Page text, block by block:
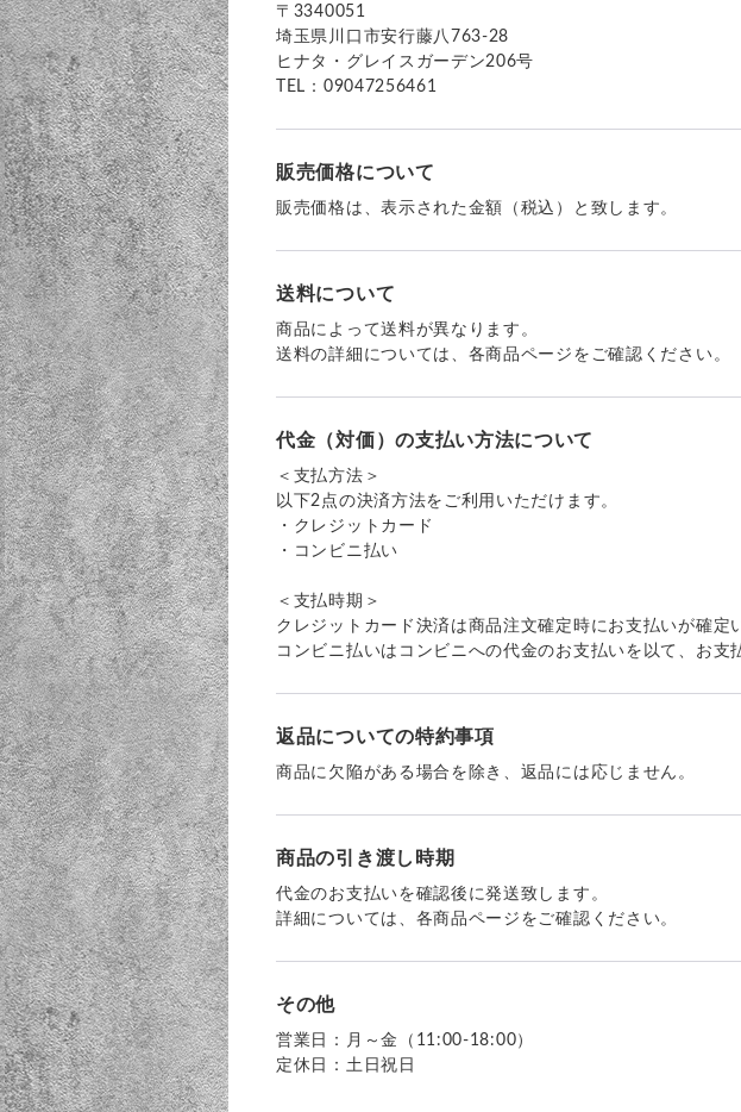
〒 3340051
埼玉県川口市安行藤八763-28
ヒナタ・グレイスガーデン206号
TEL： 09047256461
販売価格について
販売価格は、表示された金額（税込）と致します。
送料について
商品によって送料が異なります。
送料の詳細については、各商品ページをご確認ください。
代金（対価）の支払い方法について
＜支払方法＞
以下2点の決済方法をご利用いただけます。
・クレジットカード
・コンビニ払い
＜支払時期＞
クレジットカード決済は商品注文確定時にお支払いが確定
コンビニ払いはコンビニへの代金のお支払いを以て、お支
返品についての特約事項
商品に欠陥がある場合を除き、返品には応じません。
商品の引き渡し時期
代金のお支払いを確認後に発送致します。
詳細については、各商品ページをご確認ください。
その他
営業日：月～金（11:00-18:00）
定休日：土日祝日